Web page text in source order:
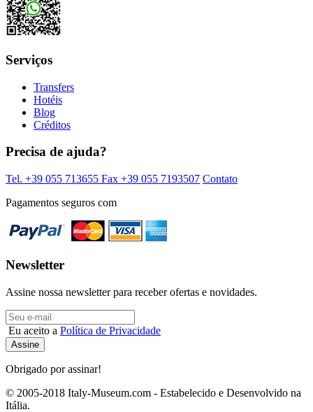
Serviços
Transfers
Hotéis
Blog
Créditos
Precisa de ajuda?
Tel. +39 055 713655 Fax +39 055 7193507 Contato
Pagamentos seguros com
Newsletter
Assine nossa newsletter para receber ofertas e novidades.
Eu aceito a Política de Privacidade
Obrigado por assinar!
© 2005-2018 Italy-Museum.com - Estabelecido e Desenvolvido na
Itália.